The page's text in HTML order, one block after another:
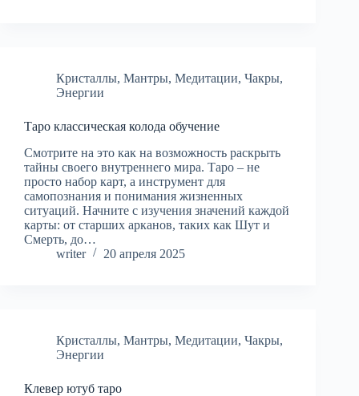
Кристаллы, Мантры, Медитации, Чакры,
Энергии
Таро классическая колода обучение
Смотрите на это как на возможность раскрыть
тайны своего внутреннего мира. Таро – не
просто набор карт, а инструмент для
самопознания и понимания жизненных
ситуаций. Начните с изучения значений каждой
карты: от старших арканов, таких как Шут и
Смерть, до…
writer
20 апреля 2025
Кристаллы, Мантры, Медитации, Чакры,
Энергии
Клевер ютуб таро